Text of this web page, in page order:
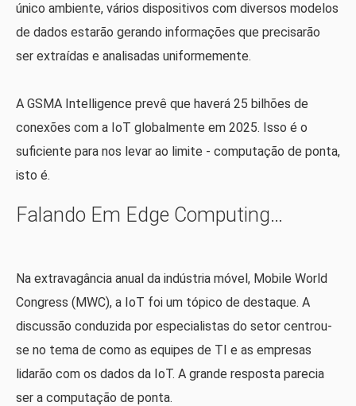
único ambiente, vários dispositivos com diversos modelos
de dados estarão gerando informações que precisarão
ser extraídas e analisadas uniformemente.
A GSMA Intelligence prevê que haverá 25 bilhões de
conexões com a IoT globalmente em 2025. Isso é o
suficiente para nos levar ao limite - computação de ponta,
isto é.
Falando Em Edge Computing…
Na extravagância anual da indústria móvel, Mobile World
Congress (MWC), a IoT foi um tópico de destaque. A
discussão conduzida por especialistas do setor centrou-
se no tema de como as equipes de TI e as empresas
lidarão com os dados da IoT. A grande resposta parecia
ser a computação de ponta.